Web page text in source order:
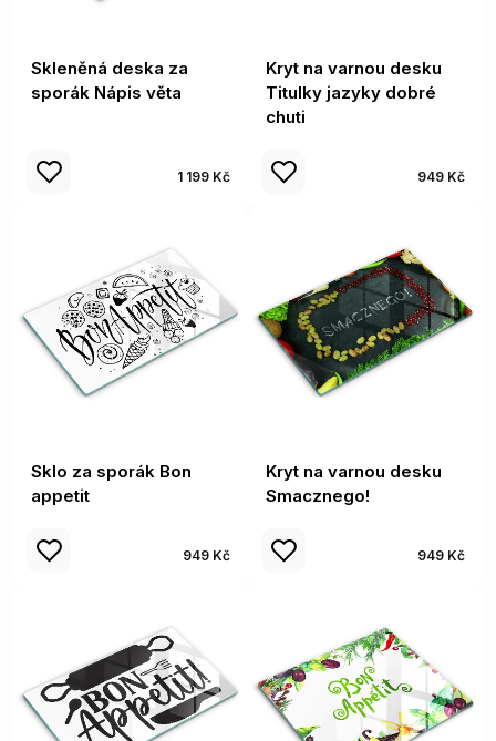
Skleněná deska za
sporák Nápis věta
1 199 Kč
Kryt na varnou desku
Titulky jazyky dobré
chuti
949 Kč
Sklo za sporák Bon
appetit
949 Kč
Kryt na varnou desku
Smacznego!
949 Kč